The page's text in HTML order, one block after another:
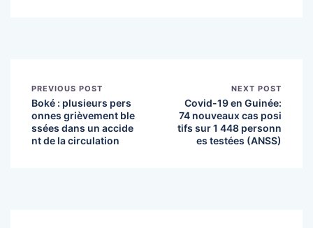
PREVIOUS POST
Boké : plusieurs pers
onnes grièvement ble
ssées dans un accide
nt de la circulation
NEXT POST
Covid-19 en Guinée:
74 nouveaux cas posi
tifs sur 1 448 personn
es testées (ANSS)